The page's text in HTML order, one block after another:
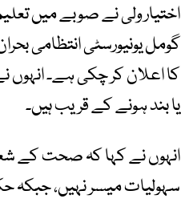
اختیار ولی نے صوبے میں
گومل یونیورسٹی انتظامی
یا بند ہونے کے قریب ہیں۔
انہوں نے کہا کہ صحت کے
سہولیات میسر نہیں،